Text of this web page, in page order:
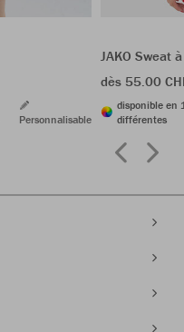
Personnalisable
JAKO Sweat
dès 55.00
disponible en
différentes